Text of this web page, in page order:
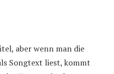
aber wenn man die
Songtext liest, kommt